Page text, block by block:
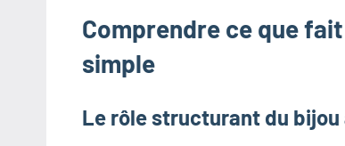
mode
plus
Comprendre ce que
simple
Le rôle structurant du bijou